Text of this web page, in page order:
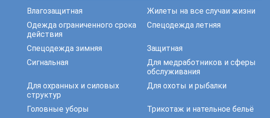
Влагозащитная
Жилеты на все случаи жизни
Одежда ограниченного срока
действия
Спецодежда летняя
Спецодежда зимняя
Защитная
Сигнальная
Для медработников и сферы
обслуживания
Для охранных и силовых
структур
Для охоты и рыбалки
Головные уборы
Трикотаж и нательное бельё